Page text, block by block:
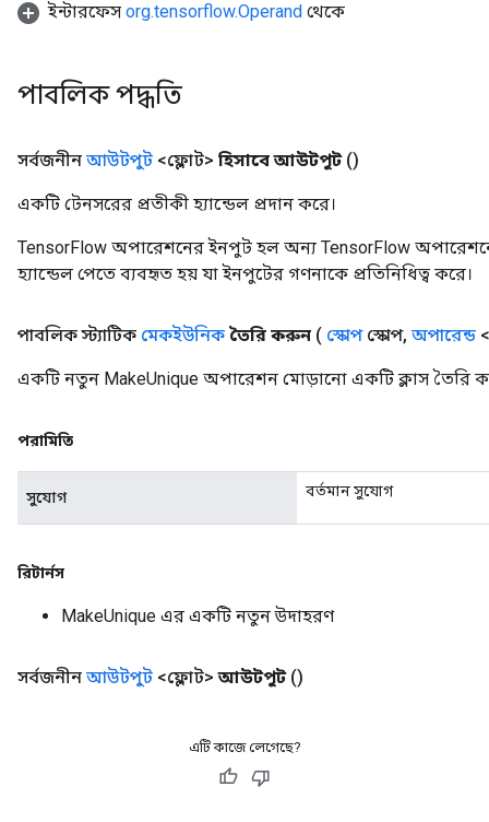
ইন্টারফেস org.tensorflow.Operand থেকে
পাবলিক পদ্ধতি
সর্বজনীন আউটপুট <ফ্লোট> হিসাবে আউটপুট ()
একটি টেনসরের প্রতীকী হ্যান্ডেল প্রদান করে।
TensorFlow অপারেশনের ইনপুট হল অন্য TensorFlow
হ্যান্ডেল পেতে ব্যবহৃত হয় যা ইনপুটের গণনাকে প্রতিনিধিত্ব করে।
পাবলিক স্ট্যাটিক মেকইউনিক তৈরি করুন ( স্কোপস্কোপ, অপারেন্ড
একটি নতুন MakeUnique অপারেশন মোড়ানো একটি ক্লাস তৈরি
পরামিতি
সুযোগ বর্তমান সুযোগ
রিটার্নস
MakeUnique এর একটি নতুন উদাহরণ
সর্বজনীন আউটপুট <ফ্লোট> আউটপুট ()
এটি কাজে লেগেছে?